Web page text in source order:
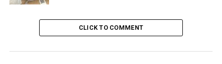
CLICK TO COMMENT